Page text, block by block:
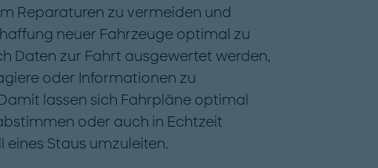
Reparaturen zu vermeiden und
neuer Fahrzeuge optimal zu
Daten zur Fahrt ausgewertet werden,
oder Informationen zu
lassen sich Fahrpläne optimal
oder auch in Echtzeit
eines Staus umzuleiten.